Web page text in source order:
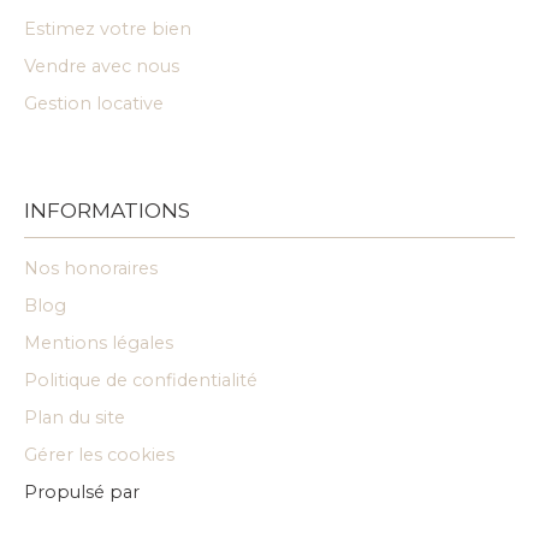
Estimez votre bien
Vendre avec nous
Gestion locative
INFORMATIONS
Nos honoraires
Blog
Mentions légales
Politique de confidentialité
Plan du site
Gérer les cookies
Propulsé par